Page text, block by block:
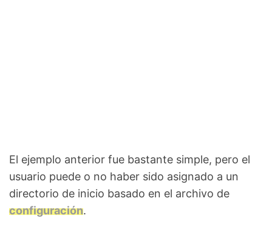
El ejemplo anterior fue bastante simple, pero el
usuario puede o no haber sido asignado a un
directorio de inicio basado en el archivo de
configuración.